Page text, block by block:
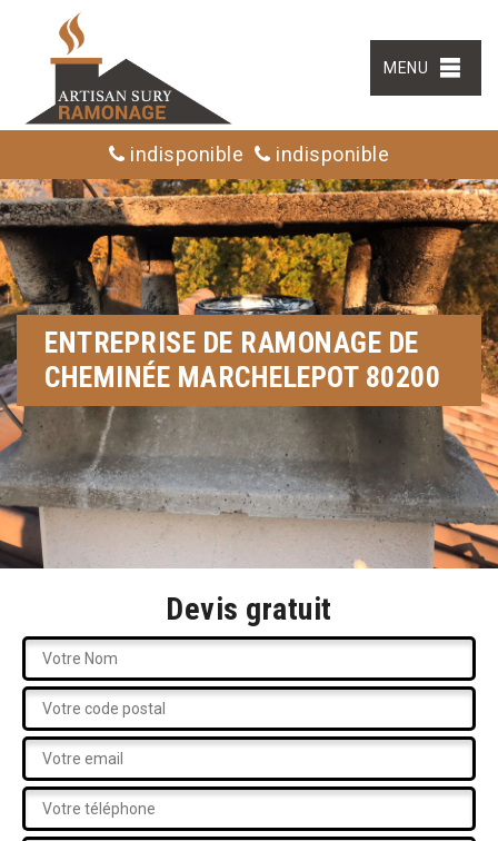
MENU
indisponible indisponible
ENTREPRISE DE RAMONAGE DE
CHEMINÉE MARCHELEPOT 80200
Devis gratuit